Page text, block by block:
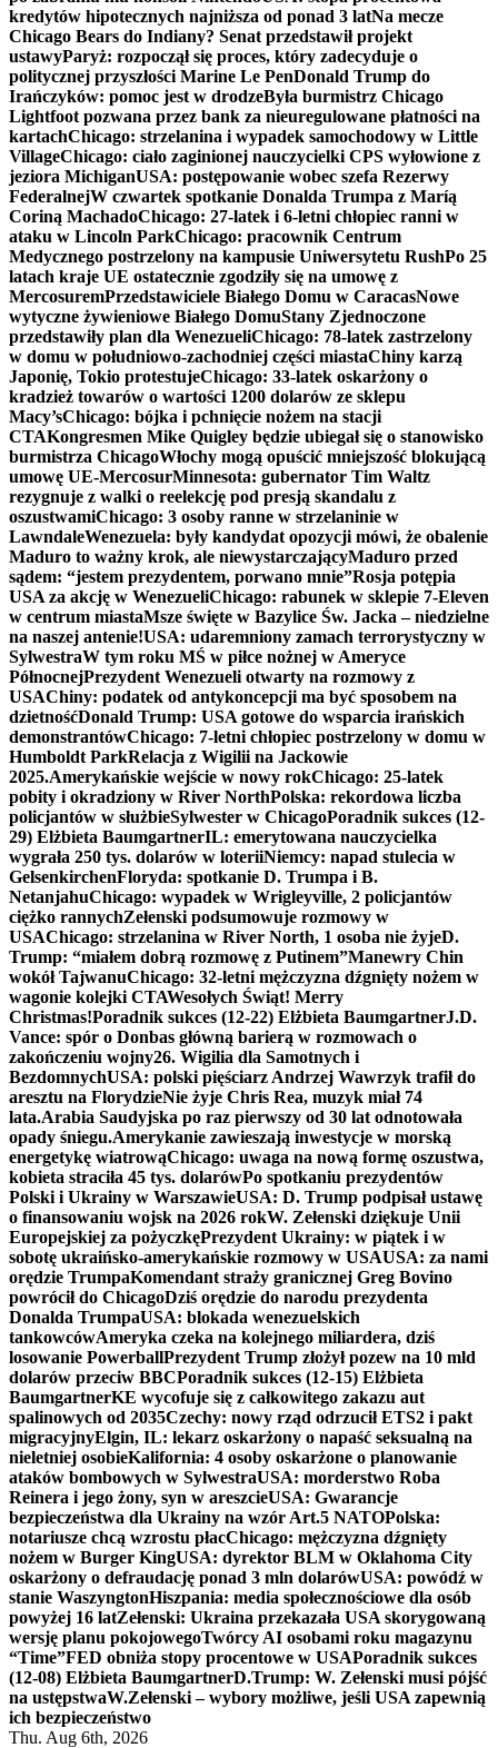
kredytów hipotecznych najniższa od ponad 3 latNa mecze
Chicago Bears do Indiany? Senat przedstawił projekt
ustawyParyż: rozpoczął się proces, który zadecyduje o
politycznej przyszłości Marine Le PenDonald Trump do
Irańczyków: pomoc jest w drodzeByła burmistrz Chicago
Lightfoot pozwana przez bank za nieuregulowane płatności na
kartachChicago: strzelanina i wypadek samochodowy w Little
VillageChicago: ciało zaginionej nauczycielki CPS wyłowione z
jeziora MichiganUSA: postępowanie wobec szefa Rezerwy
FederalnejW czwartek spotkanie Donalda Trumpa z Maríą
Coriną MachadoChicago: 27-latek i 6-letni chłopiec ranni w
ataku w Lincoln ParkChicago: pracownik Centrum
Medycznego postrzelony na kampusie Uniwersytetu RushPo 25
latach kraje UE ostatecznie zgodziły się na umowę z
MercosuremPrzedstawiciele Białego Domu w CaracasNowe
wytyczne żywieniowe Białego DomuStany Zjednoczone
przedstawiły plan dla WenezueliChicago: 78-latek zastrzelony
w domu w południowo-zachodniej części miastaChiny karzą
Japonię, Tokio protestujeChicago: 33-latek oskarżony o
kradzież towarów o wartości 1200 dolarów ze sklepu
Macy’sChicago: bójka i pchnięcie nożem na stacji
CTAKongresmen Mike Quigley będzie ubiegał się o stanowisko
burmistrza ChicagoWłochy mogą opuścić mniejszość blokującą
umowę UE-MercosurMinnesota: gubernator Tim Waltz
rezygnuje z walki o reelekcję pod presją skandalu z
oszustwamiChicago: 3 osoby ranne w strzelaninie w
LawndaleWenezuela: były kandydat opozycji mówi, że obalenie
Maduro to ważny krok, ale niewystarczającyMaduro przed
sądem: “jestem prezydentem, porwano mnie”Rosja potępia
USA za akcję w WenezueliChicago: rabunek w sklepie 7-Eleven
w centrum miastaMsze święte w Bazylice Św. Jacka – niedzielne
na naszej antenie!USA: udaremniony zamach terrorystyczny w
SylwestraW tym roku MŚ w piłce nożnej w Ameryce
PółnocnejPrezydent Wenezueli otwarty na rozmowy z
USAChiny: podatek od antykoncepcji ma być sposobem na
dzietnośćDonald Trump: USA gotowe do wsparcia irańskich
demonstrantówChicago: 7-letni chłopiec postrzelony w domu w
Humboldt ParkRelacja z Wigilii na Jackowie
2025.Amerykańskie wejście w nowy rokChicago: 25-latek
pobity i okradziony w River NorthPolska: rekordowa liczba
policjantów w służbieSylwester w ChicagoPoradnik sukces (12-
29) Elżbieta BaumgartnerIL: emerytowana nauczycielka
wygrała 250 tys. dolarów w loteriiNiemcy: napad stulecia w
GelsenkirchenFloryda: spotkanie D. Trumpa i B.
NetanjahuChicago: wypadek w Wrigleyville, 2 policjantów
ciężko rannychZełenski podsumowuje rozmowy w
USAChicago: strzelanina w River North, 1 osoba nie żyjeD.
Trump: “miałem dobrą rozmowę z Putinem”Manewry Chin
wokół TajwanuChicago: 32-letni mężczyzna dźgnięty nożem w
wagonie kolejki CTAWesołych Świąt! Merry
Christmas!Poradnik sukces (12-22) Elżbieta BaumgartnerJ.D.
Vance: spór o Donbas główną barierą w rozmowach o
zakończeniu wojny26. Wigilia dla Samotnych i
BezdomnychUSA: polski pięściarz Andrzej Wawrzyk trafił do
aresztu na FlorydzieNie żyje Chris Rea, muzyk miał 74
lata.Arabia Saudyjska po raz pierwszy od 30 lat odnotowała
opady śniegu.Amerykanie zawieszają inwestycje w morską
energetykę wiatrowąChicago: uwaga na nową formę oszustwa,
kobieta straciła 45 tys. dolarówPo spotkaniu prezydentów
Polski i Ukrainy w WarszawieUSA: D. Trump podpisał ustawę
o finansowaniu wojsk na 2026 rokW. Zełenski dziękuje Unii
Europejskiej za pożyczkęPrezydent Ukrainy: w piątek i w
sobotę ukraińsko-amerykańskie rozmowy w USAUSA: za nami
orędzie TrumpaKomendant straży granicznej Greg Bovino
powrócił do ChicagoDziś orędzie do narodu prezydenta
Donalda TrumpaUSA: blokada wenezuelskich
tankowcówAmeryka czeka na kolejnego miliardera, dziś
losowanie PowerballPrezydent Trump złożył pozew na 10 mld
dolarów przeciw BBCPoradnik sukces (12-15) Elżbieta
BaumgartnerKE wycofuje się z całkowitego zakazu aut
spalinowych od 2035Czechy: nowy rząd odrzucił ETS2 i pakt
migracyjnyElgin, IL: lekarz oskarżony o napaść seksualną na
nieletniej osobieKalifornia: 4 osoby oskarżone o planowanie
ataków bombowych w SylwestraUSA: morderstwo Roba
Reinera i jego żony, syn w areszcieUSA: Gwarancje
bezpieczeństwa dla Ukrainy na wzór Art.5 NATOPolska:
notariusze chcą wzrostu płacChicago: mężczyzna dźgnięty
nożem w Burger KingUSA: dyrektor BLM w Oklahoma City
oskarżony o defraudację ponad 3 mln dolarówUSA: powódź w
stanie WaszyngtonHiszpania: media społecznościowe dla osób
powyżej 16 latZełenski: Ukraina przekazała USA skorygowaną
wersję planu pokojowegoTwórcy AI osobami roku magazynu
“Time”FED obniża stopy procentowe w USAPoradnik sukces
(12-08) Elżbieta BaumgartnerD.Trump: W. Zełenski musi pójść
na ustępstwaW.Zełenski – wybory możliwe, jeśli USA zapewnią
ich bezpieczeństwo
Thu. Aug 6th, 2026